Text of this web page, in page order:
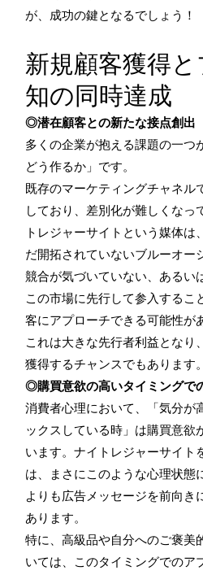
が、成功の鍵となるでしょう！
新規顧客獲得
知の同時達成
◎潜在顧客との新たな接点創出
多くの企業が抱える課題の一つ
どう作るか」です。
既存のマーケティングチャネル
しており、差別化が難しくなっ
トレジャーサイトという媒体は
だ開拓されていないブルーオー
競合が気づいていない、あるい
この市場に先行して参入するこ
客にアプローチできる可能性が
これは大きな先行者利益となり
獲得するチャンスでもあります。
◎購買意欲の高いタイミングで
消費者心理において、「気分が
ックスしている時」は購買意欲
います。ナイトレジャーサイト
は、まさにこのような心理状態
よりも広告メッセージを前向き
あります。
特に、高級品や自分へのご褒美
いては、このタイミングでのア